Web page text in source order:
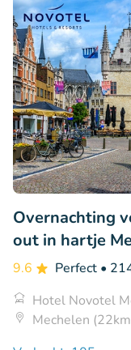
Overnachting
out in hartje
9.6 Perfect •
Hotel Novotel
Mechelen